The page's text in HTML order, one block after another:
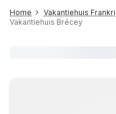
Home Vakantiehuis
Vakantiehuis Brécey